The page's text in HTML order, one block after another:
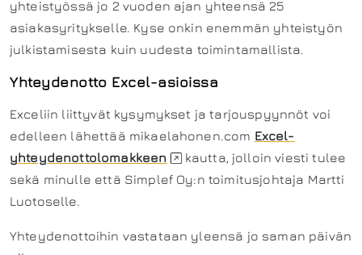
yhteistyössä jo 2 vuoden ajan yhteensä 25
asiakasyritykselle. Kyse onkin enemmän yhteistyön
julkistamisesta kuin uudesta toimintamallista.
Yhteydenotto Excel-asioissa
Exceliin liittyvät kysymykset ja tarjouspyynnöt voi
edelleen lähettää mikaelahonen.com Excel-
yhteydenottolomakkeen
kautta, jolloin viesti tulee
sekä minulle että Simplef Oy:n toimitusjohtaja Martti
Luotoselle.
Yhteydenottoihin vastataan yleensä jo saman päivän